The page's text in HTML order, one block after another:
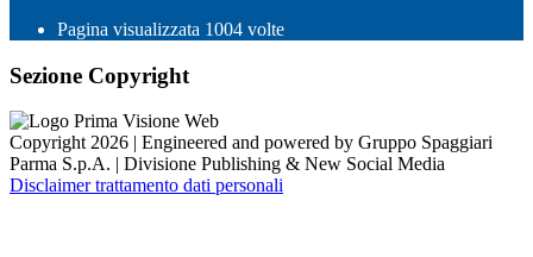
Pagina visualizzata 1004 volte
Sezione Copyright
Copyright 2026 | Engineered and powered by Gruppo Spaggiari
Parma S.p.A. | Divisione Publishing & New Social Media
Disclaimer trattamento dati personali